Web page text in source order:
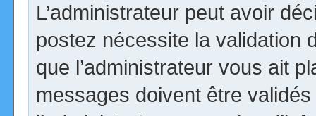
L’administrateur peut avoir
postez nécessite la validation
que l’administrateur vous ait
messages doivent être